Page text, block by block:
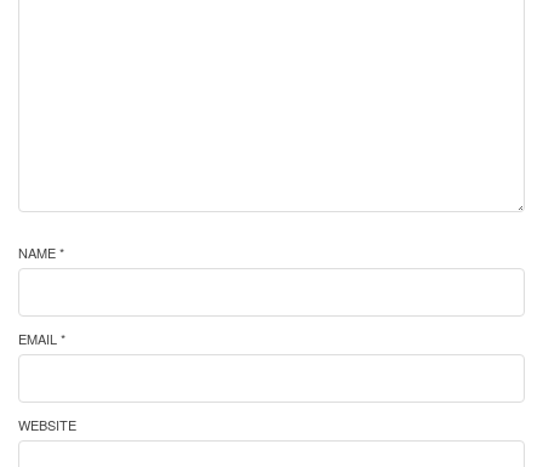
NAME *
EMAIL *
WEBSITE